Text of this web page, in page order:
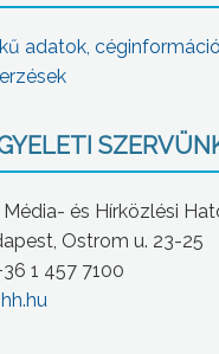
adatok,
és Hírközlési
Ostrom u. 23-25
1 457 7100